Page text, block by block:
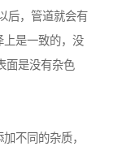
后，管道就会有
上是一致的，没
面是没有杂色
不同的杂质，